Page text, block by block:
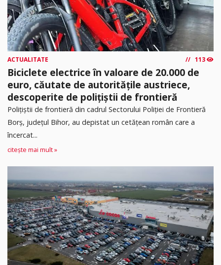
ACTUALITATE 113
Biciclete electrice în valoare de 20.000 de
euro, căutate de autoritățile austriece,
descoperite de polițiștii de frontieră
Poliţiştii de frontieră din cadrul Sectorului Poliției de Frontieră
Borș, județul Bihor, au depistat un cetățean român care a
încercat...
citește mai mult »